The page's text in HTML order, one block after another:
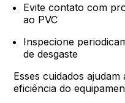
Evite contato com
ao PVC
Inspecione
de desgaste
Esses cuidados
eficiência do